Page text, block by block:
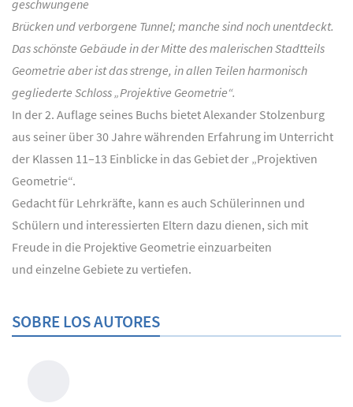
geschwungene
Brücken und verborgene Tunnel; manche sind noch unentdeckt.
Das schönste Gebäude in der Mitte des malerischen Stadtteils
Geometrie aber ist das strenge, in allen Teilen harmonisch
gegliederte Schloss „Projektive Geometrie“.
In der 2. Auflage seines Buchs bietet Alexander Stolzenburg
aus seiner über 30 Jahre währenden Erfahrung im Unterricht
der Klassen 11–13 Einblicke in das Gebiet der „Projektiven
Geometrie“.
Gedacht für Lehrkräfte, kann es auch Schülerinnen und
Schülern und interessierten Eltern dazu dienen, sich mit
Freude in die Projektive Geometrie einzuarbeiten
und einzelne Gebiete zu vertiefen.
SOBRE LOS AUTORES